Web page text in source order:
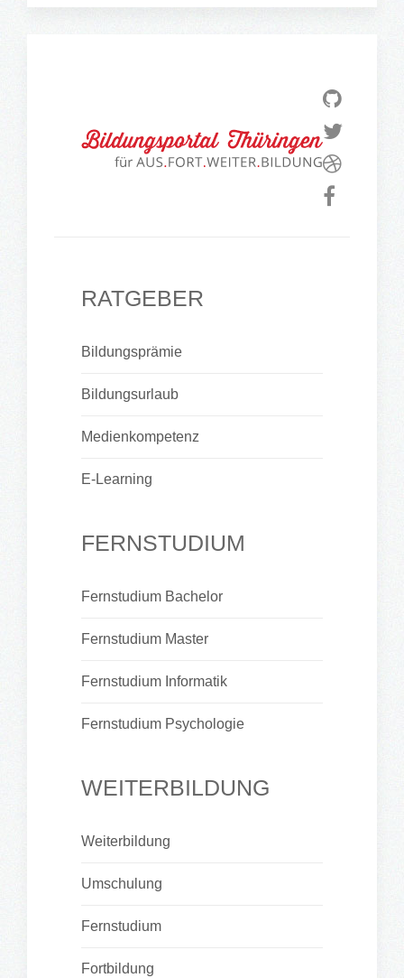
RATGEBER
Bildungsprämie
Bildungsurlaub
Medienkompetenz
E-Learning
FERNSTUDIUM
Fernstudium Bachelor
Fernstudium Master
Fernstudium Informatik
Fernstudium Psychologie
WEITERBILDUNG
Weiterbildung
Umschulung
Fernstudium
Fortbildung